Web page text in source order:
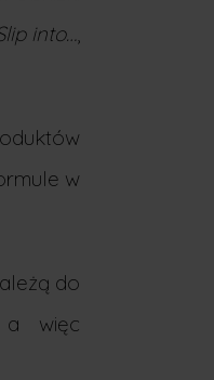
into…,
w
do
a więc